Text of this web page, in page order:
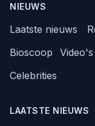
NIEUWS
Laatste nieuws
Bioscoop
Video's
Celebrities
LAATSTE NIEUWS